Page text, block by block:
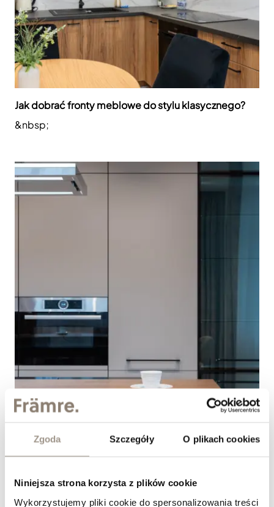
Zgoda Szczegóły O plikach cookies
Niniejsza strona korzysta z plików cookie
Wykorzystujemy pliki cookie do spersonalizowania treści
Jak dobrać fronty meblowe do stylu klasycznego?
&nbsp;
modern classic?
&nbsp;